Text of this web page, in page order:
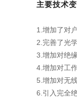
主要技术
1.增加了对
2.完善了光
3.增加对绝
4.增加对工
5.增加对无
6.引入完全